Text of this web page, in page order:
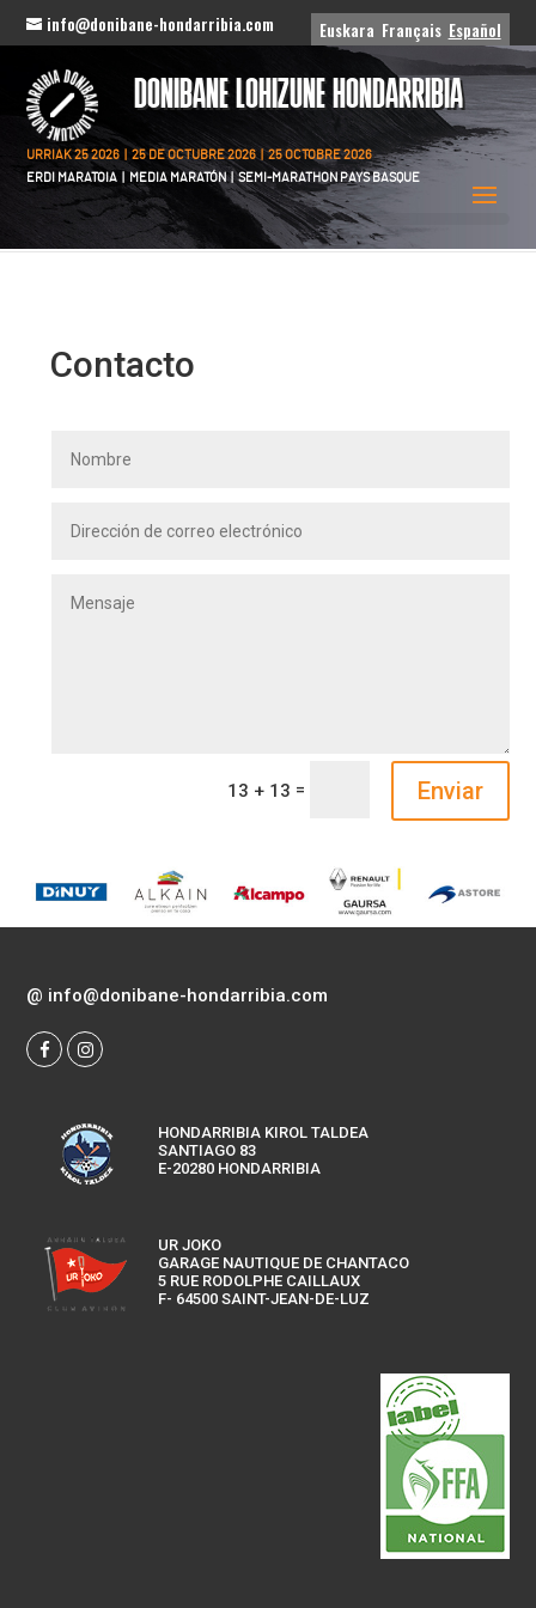
info@donibane-hondarribia.com Euskara Français Español
DONIBANE LOHIZUNE HONDARRIBIA
URRIAK 25 2026 | 25 DE OCTUBRE 2026 | 25 OCTOBRE 2026
ERDI MARATOIA | MEDIA MARATÓN | SEMI-MARATHON PAYS BASQUE
Contacto
13 + 13 = Enviar
@ info@donibane-hondarribia.com
HONDARRIBIA KIROL TALDEA
SANTIAGO 83
E-20280 HONDARRIBIA
UR JOKO
GARAGE NAUTIQUE DE CHANTACO
5 RUE RODOLPHE CAILLAUX
F- 64500 SAINT-JEAN-DE-LUZ